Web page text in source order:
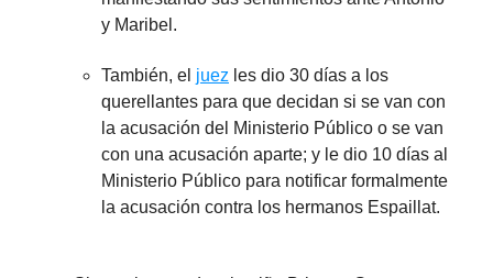
y Maribel.
También, el juez les dio 30 días a los
querellantes para que decidan si se van con
la acusación del Ministerio Público o se van
con una acusación aparte; y le dio 10 días al
Ministerio Público para notificar formalmente
la acusación contra los hermanos Espaillat.